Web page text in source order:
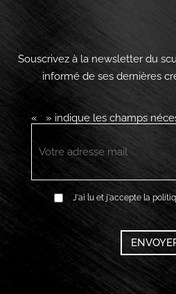
Souscrivez à la newsletter du
informé de ses dernières
« *» indique les champs
E-
RGPD J'ai lu et j'accepte la
CAPTCHA